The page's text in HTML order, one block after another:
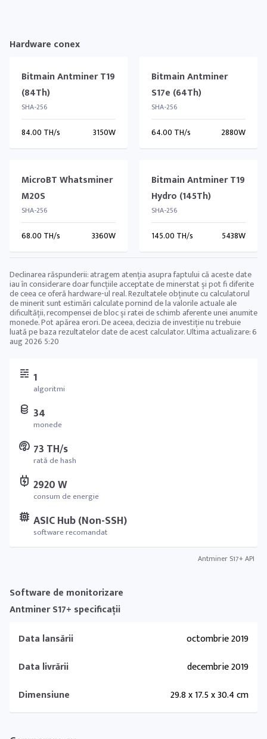
1
algoritmi
34
monede
73 TH/s
rată de hash
2920 W
consum de energie
ASIC Hub (Non-SSH)
software recomandat
Antminer S17+ API
Software de monitorizare
Antminer S17+ specificații
Data lansării
octombrie 2019
Data livrării
decembrie 2019
Dimensiune
29.8 x 17.5 x 30.4 cm
Hardware conex
Bitmain Antminer T19
(84Th)
SHA-256
84.00 TH/s 3150W
Bitmain Antminer
S17e (64Th)
SHA-256
64.00 TH/s 2880W
MicroBT Whatsminer
M20S
SHA-256
68.00 TH/s 3360W
Bitmain Antminer T19
Hydro (145Th)
SHA-256
145.00 TH/s 5438W
Declinarea răspunderii: atragem atenția asupra faptului că aceste date
iau în considerare doar funcțiile acceptate de minerstat și pot fi diferite
de ceea ce oferă hardware-ul real. Rezultatele obținute cu calculatorul
de minerit sunt estimări calculate pornind de la valorile actuale ale
dificultății, recompensei de bloc și ratei de schimb aferente unei anumite
monede. Pot apărea erori. De aceea, decizia de investiție nu trebuie
luată pe baza rezultatelor date de acest calculator. Ultima actualizare:6
aug 2026 5:20